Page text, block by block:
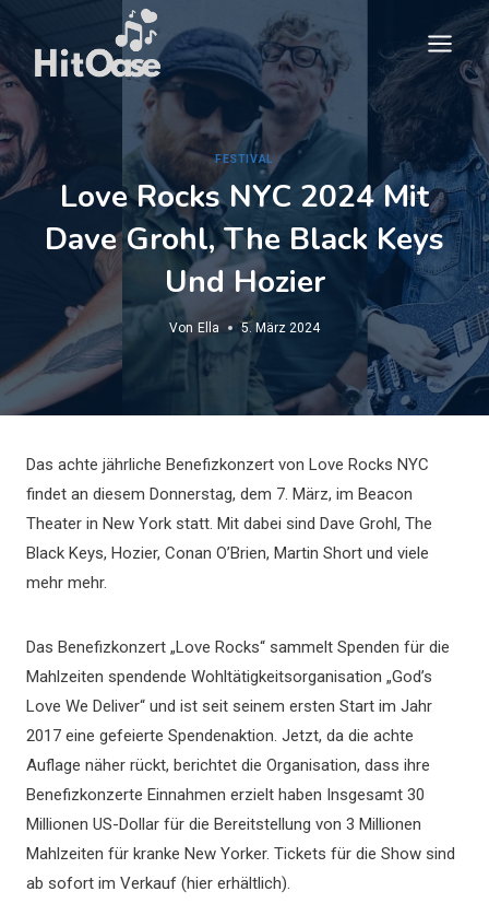
springen
FESTIVAL
Love Rocks NYC 2024 Mit
Dave Grohl, The Black Keys
Und Hozier
Von Ella 5. März 2024
Das achte jährliche Benefizkonzert von Love Rocks NYC
findet an diesem Donnerstag, dem 7. März, im Beacon
Theater in New York statt. Mit dabei sind Dave Grohl, The
Black Keys, Hozier, Conan O’Brien, Martin Short und viele
mehr mehr.
Das Benefizkonzert „Love Rocks“ sammelt Spenden für die
Mahlzeiten spendende Wohltätigkeitsorganisation „God’s
Love We Deliver“ und ist seit seinem ersten Start im Jahr
2017 eine gefeierte Spendenaktion. Jetzt, da die achte
Auflage näher rückt, berichtet die Organisation, dass ihre
Benefizkonzerte Einnahmen erzielt haben Insgesamt 30
Millionen US-Dollar für die Bereitstellung von 3 Millionen
Mahlzeiten für kranke New Yorker. Tickets für die Show sind
ab sofort im Verkauf (hier erhältlich).